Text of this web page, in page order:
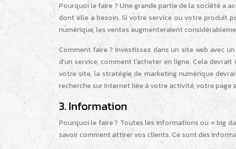
Pourquoi le faire ? Une grande partie de la société a
dont elle a besoin. Si votre service ou votre produit
numérique, les ventes augmenteraient
Comment faire ? Investissez dans un site web avec
d’un service, comment l’acheter en ligne. Cela
votre site, la stratégie de marketing numérique
recherche sur Internet liée à votre activité, votre
3. Information
Pourquoi le faire ? Toutes les informations ou « big
savoir comment attirer vos clients. Ce sont des